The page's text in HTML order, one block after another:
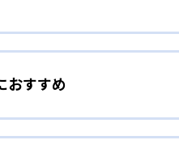
ーリーのある教材
ーがあり、これを題材に
ている。ストーリーは「
びながら、自然にプログ
おすすめ